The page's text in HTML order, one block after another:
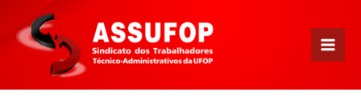
para
conteúdo